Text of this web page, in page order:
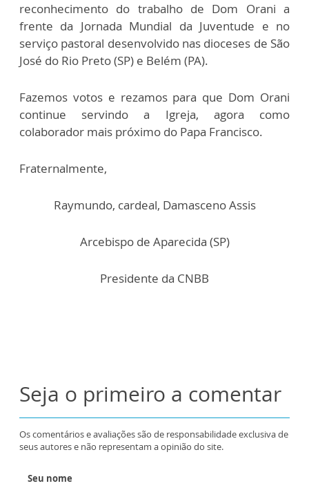
reconhecimento do trabalho de Dom Orani a
frente da Jornada Mundial da Juventude e no
serviço pastoral desenvolvido nas dioceses de São
José do Rio Preto (SP) e Belém (PA).
Fazemos votos e rezamos para que Dom Orani
continue servindo a Igreja, agora como
colaborador mais próximo do Papa Francisco.
Fraternalmente,
Raymundo, cardeal, Damasceno Assis
Arcebispo de Aparecida (SP)
Presidente da CNBB
Seja o primeiro a comentar
Os comentários e avaliações são de responsabilidade exclusiva de
seus autores e não representam a opinião do site.
Seu nome